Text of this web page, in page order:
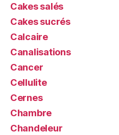
Cakes salés
Cakes sucrés
Calcaire
Canalisations
Cancer
Cellulite
Cernes
Chambre
Chandeleur